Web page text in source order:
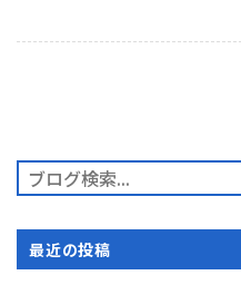
最近の投稿